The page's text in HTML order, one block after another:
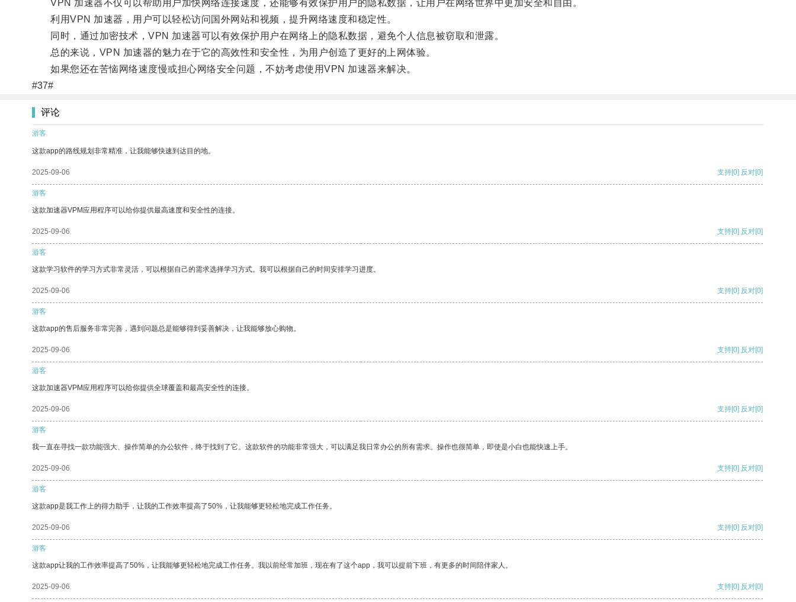
VPN 加速器不仅可以帮助用户加快网络连接速度，还能够有效保护用户的隐私数据，让用户在网络世界中更加安全和自由。
利用VPN 加速器，用户可以轻松访问国外网站和视频，提升网络速度和稳定性。
同时，通过加密技术，VPN 加速器可以有效保护用户在网络上的隐私数据，避免个人信息被窃取和泄露。
总的来说，VPN 加速器的魅力在于它的高效性和安全性，为用户创造了更好的上网体验。
如果您还在苦恼网络速度慢或担心网络安全问题，不妨考虑使用VPN 加速器来解决。
#37#
评论
游客
这款app的路线规划非常精准，让我能够快速到达目的地。
2025-09-06 支持[0] 反对[0]
游客
这款加速器VPM应用程序可以给你提供最高速度和安全性的连接。
2025-09-06 支持[0] 反对[0]
游客
这款学习软件的学习方式非常灵活，可以根据自己的需求选择学习方式。我可以根据自己的时间安排学习进度。
2025-09-06 支持[0] 反对[0]
游客
这款app的售后服务非常完善，遇到问题总是能够得到妥善解决，让我能够放心购物。
2025-09-06 支持[0] 反对[0]
游客
这款加速器VPM应用程序可以给你提供全球覆盖和最高安全性的连接。
2025-09-06 支持[0] 反对[0]
游客
我一直在寻找一款功能强大、操作简单的办公软件，终于找到了它。这款软件的功能非常强大，可以满足我日常办公的所有需求。操作也很简单，即使是小白也能快速上手。
2025-09-06 支持[0] 反对[0]
游客
这款app是我工作上的得力助手，让我的工作效率提高了50%，让我能够更轻松地完成工作任务。
2025-09-06 支持[0] 反对[0]
游客
这款app让我的工作效率提高了50%，让我能够更轻松地完成工作任务。我以前经常加班，现在有了这个app，我可以提前下班，有更多的时间陪伴家人。
2025-09-06 支持[0] 反对[0]